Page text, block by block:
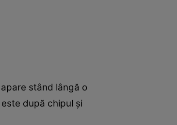
stând lângă o
după chipul şi